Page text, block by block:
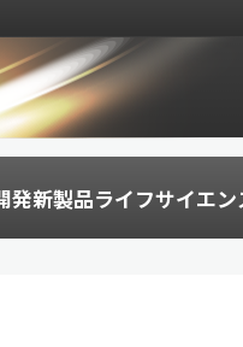
発新製品ライフサイエン